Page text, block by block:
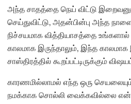
அந்த சாதத்தை நெய் விட்டு
செய்துவிட்டு, அதன்பின்பு அந்த
நிச்சயமாக வித்தியாசத்தை உங்களால்
காலமாக இருந்தாலும், இந்த காலமாக
சாஸ்திரத்தில் கூறப்பட்டிருக்கும்
காரணமில்லாமல் எந்த ஒரு
நமக்காக சொல்லி வைக்கவில்லை